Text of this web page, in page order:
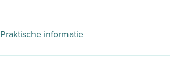
Praktische informatie